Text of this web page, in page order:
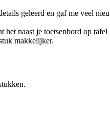
geleerd en gaf me veel
het naast je toetsenbord op
makkelijker.